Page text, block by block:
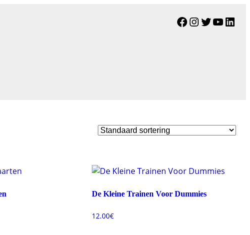
Facebook
Instagram
Twitter
De Kleine Trainen Voor Dummies
12.00€